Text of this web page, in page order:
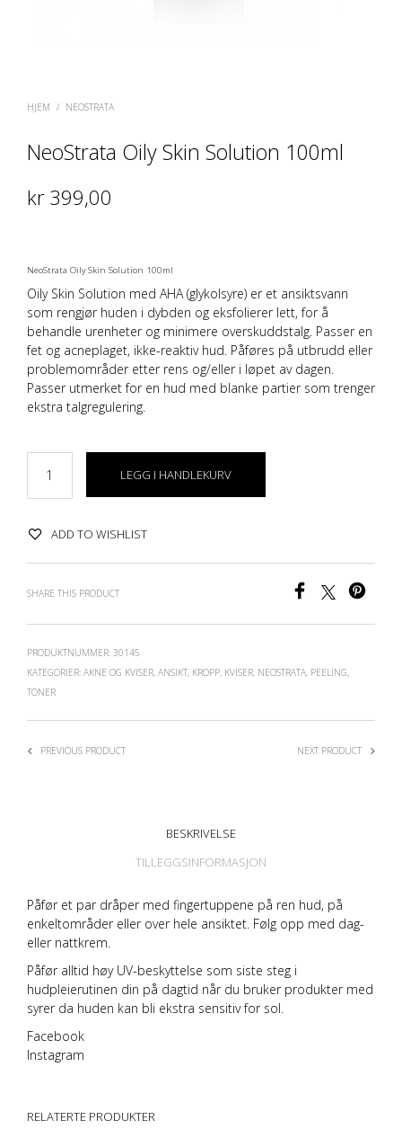
HJEM / NEOSTRATA
NeoStrata Oily Skin Solution 100ml
kr 399,00
NeoStrata Oily Skin Solution 100ml
Oily Skin Solution med AHA(glykolsyre) er et ansiktsvann
som rengjør huden i dybden og eksfolierer lett, for å
behandle urenheter og minimere overskuddstalg. Passer en
fet og acneplaget, ikke-reaktiv hud. Påføres på utbrudd eller
problemområder etter rens og/eller i løpet av dagen.
Passer utmerket for en hud med blanke partier som trenger
ekstra talgregulering.
LEGG I HANDLEKURV
ADD TO WISHLIST
SHARE THIS PRODUCT
PRODUKTNUMMER: 30145
KATEGORIER: AKNE OG KVISER, ANSIKT, KROPP, KVISER, NEOSTRATA, PEELING,
TONER
PREVIOUS PRODUCT NEXT PRODUCT
BESKRIVELSE
TILLEGGSINFORMASJON
Påfør et par dråper med fingertuppene på ren hud, på
enkeltområder eller over hele ansiktet. Følg opp med dag-
eller nattkrem.
Påfør alltid høy UV-beskyttelse som siste steg i
hudpleierutinen din på dagtid når du bruker produkter med
syrer da huden kan bli ekstra sensitiv for sol.
Facebook
Instagram
RELATERTE PRODUKTER